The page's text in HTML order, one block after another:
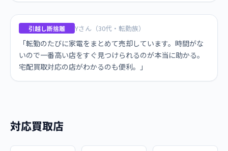
引越し断捨離 Yさん（30代・転勤族）
「転勤のたびに家電をまとめて売却しています。時間がな
いので一番高い店をすぐ見つけられるのが本当に助かる。
宅配買取対応の店がわかるのも便利。」
対応買取店